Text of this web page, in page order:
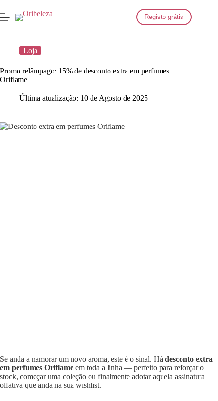
para
o
Registo grátis
Loja
Promo relâmpago: 15% de desconto extra em perfumes
Oriflame
Última atualização: 10 de Agosto de 2025
Se anda a namorar um novo aroma, este é o sinal. Há desconto extra
em perfumes Oriflame em toda a linha — perfeito para reforçar o
stock, começar uma coleção ou finalmente adotar aquela assinatura
olfativa que anda na sua wishlist.